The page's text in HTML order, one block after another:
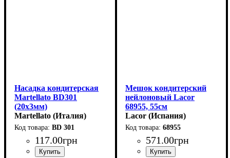
Насадка кондитерская
Martellato BD301
(20х3мм)
Martellato (Италия)
BD 301
117.00грн
Мешок кондитерский
нейлоновый Lacor
68955, 55см
Lacor (Испания)
68955
571.00грн